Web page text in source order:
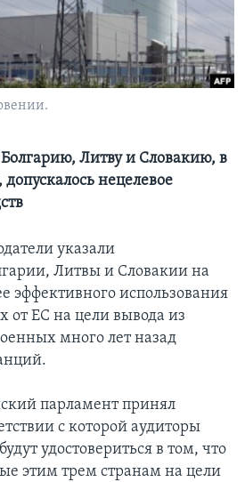
Литву и Словакию, в
нецелевое
указали
Литвы и Словакии на
эффективного использования
от ЕС на цели вывода из
много лет назад
парламент принял
с которой аудиторы
удостовериться в том, что
этим трем странам на цели